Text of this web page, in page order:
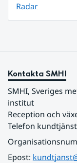
Radar
Kontakta SMHI
SMHI, Sveriges
institut
Reception och
Telefon
Epost: